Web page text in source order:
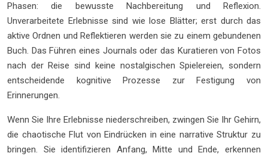
Phasen: die bewusste Nachbereitung und Reflexion.
Unverarbeitete Erlebnisse sind wie lose Blätter; erst durch das
aktive Ordnen und Reflektieren werden sie zu einem gebundenen
Buch. Das Führen eines Journals oder das Kuratieren von Fotos
nach der Reise sind keine nostalgischen Spielereien, sondern
entscheidende kognitive Prozesse zur Festigung von
Erinnerungen.
Wenn Sie Ihre Erlebnisse niederschreiben, zwingen Sie Ihr Gehirn,
die chaotische Flut von Eindrücken in eine narrative Struktur zu
bringen. Sie identifizieren Anfang, Mitte und Ende, erkennen